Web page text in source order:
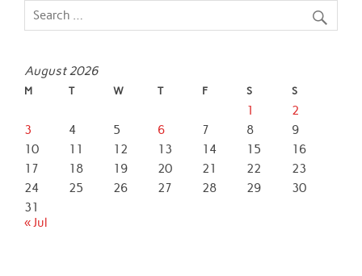
August 2026
M T W T F S S
1
2
3
4 5 6 7 8
9
10
11 12 13 14 15
16
17
18 19 20 21 22
23
24
25 26 27 28 29
30
31
« Jul